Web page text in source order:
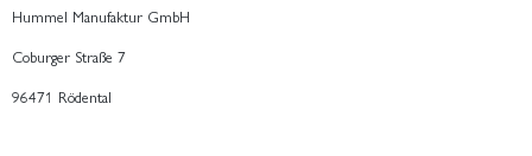
Hummel Manufaktur GmbH
Coburger Straße 7
96471 Rödental